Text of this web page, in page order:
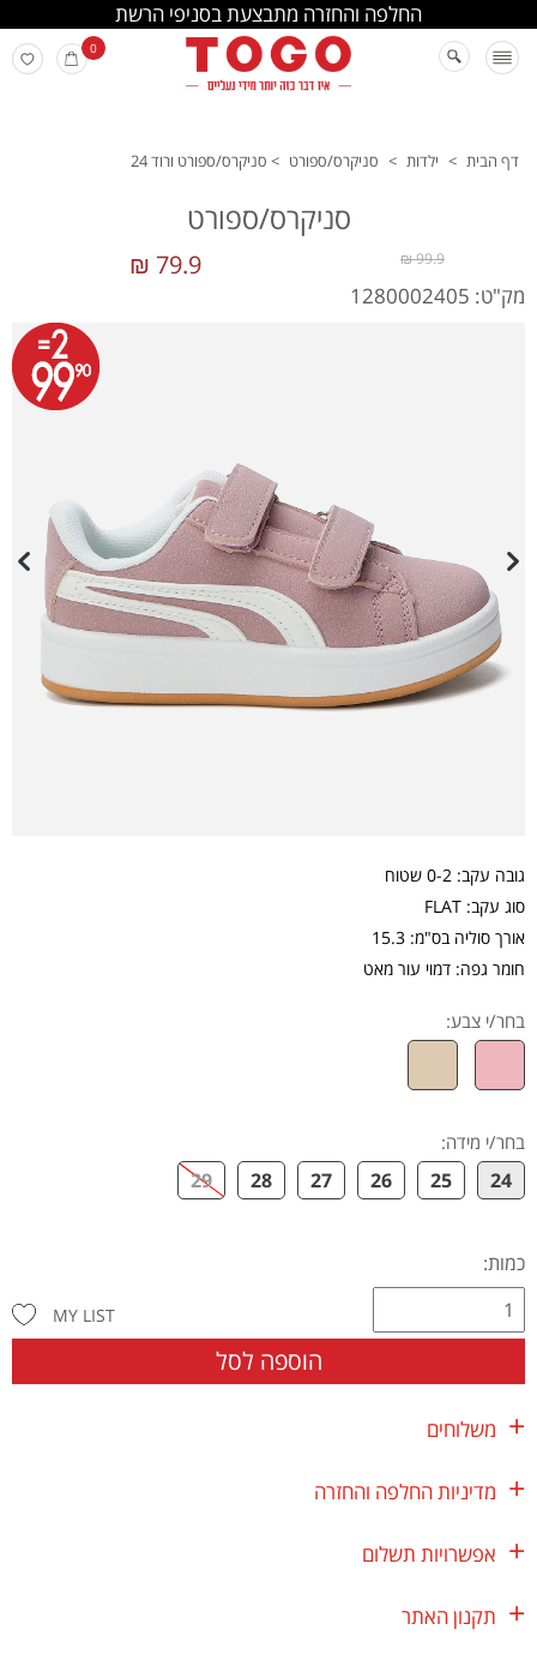
החלפה והחזרה מתבצעת בסניפי הרשת
0
דף הבית > ילדות > סניקרס/ספורט > סניקרס/ספורט ורוד 24
סניקרס/ספורט
79.9 ₪ 99.9 ₪
מק"ט: 1280002405
גובה עקב: 0-2 שטוח
סוג עקב: FLAT
אורך סוליה בס"מ: 15.3
חומר גפה: דמוי עור מאט
בחר/י צבע:
בחר/י מידה:
24
25
26
27
28
29
כמות:
הוספה לסל
MY LIST
משלוחים
מדיניות החלפה והחזרה
אפשרויות תשלום
תקנון האתר